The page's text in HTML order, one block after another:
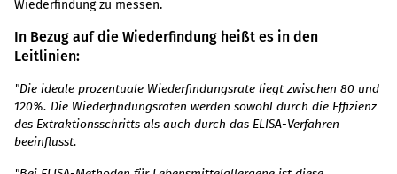
Wiederfindung zu messen.
In Bezug auf die Wiederfindung heißt es in den
Leitlinien:
"Die ideale prozentuale Wiederfindungsrate liegt zwischen 80 und
120%. Die Wiederfindungsraten werden sowohl durch die Effizienz
des Extraktionsschritts als auch durch das ELISA-Verfahren
beeinflusst.